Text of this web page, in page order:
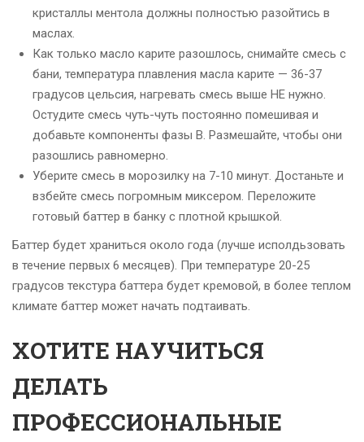
кристаллы ментола должны полностью разойтись в
маслах.
Как только масло карите разошлось, снимайте смесь с
бани, температура плавления масла карите — 36-37
градусов цельсия, нагревать смесь выше НЕ нужно.
Остудите смесь чуть-чуть постоянно помешивая и
добавьте компоненты фазы В. Размешайте, чтобы они
разошлись равномерно.
Уберите смесь в морозилку на 7-10 минут. Достаньте и
взбейте смесь погромным миксером. Переложите
готовый баттер в банку с плотной крышкой.
Баттер будет храниться около года (лучше исполдьзовать
в течение первых 6 месяцев). При температуре 20-25
градусов текстура баттера будет кремовой, в более теплом
климате баттер может начать подтаивать.
ХОТИТЕ НАУЧИТЬСЯ
ДЕЛАТЬ
ПРОФЕССИОНАЛЬНЫЕ